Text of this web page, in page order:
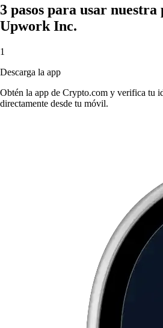
3 pasos para usar
Upwork Inc.
1
Descarga la app
Obtén la app de Crypto.com y verifica tu
directamente desde tu móvil.